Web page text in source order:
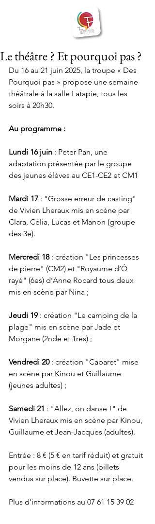
Le théâtre ? Et pourquoi pas ?
Du 16 au 21 juin 2025, la troupe « Des
Pourquoi pas » propose une semaine
théâtrale à la salle Latapie, tous les
soirs à 20h30.
Au programme :
Lundi 16 juin : Peter Pan, une
adaptation présentée par le groupe
des jeunes élèves au CE1-CE2 et CM1
Mardi 17 : "Grosse erreur de casting"
de Vivien Lheraux mis en scène par
Clara, Célia, Lucas et Manon (groupe
des 3e).
Mercredi 18 : création "Les princesses
de pierre" (CM2) et "Royaume d’Ô
rayé" (6es) d’Anne Rocard tous deux
mis en scène par Nina ;
Jeudi 19 : création "Le camping de la
plage" mis en scène par Jade et
Morgane (2nde et 1res) ;
Vendredi 20 : création "Cabaret" mise
en scène par Kinou et Guillaume
(jeunes adultes) ;
Samedi 21 : "Allez, on danse !" de
Vivien Lheraux mis en scène par Kinou,
Guillaume et Jean-Jacques (adultes).
Entrée : 8 € (5 € en tarif réduit) et gratuit
pour les moins de 12 ans (billets
vendus sur place). Buvette sur place.
Plus d’informations au 07 61 15 39 02